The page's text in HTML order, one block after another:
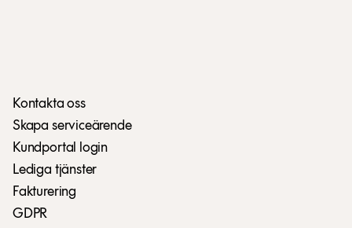
Kontakta oss
Skapa serviceärende
Kundportal login
Lediga tjänster
Fakturering
GDPR